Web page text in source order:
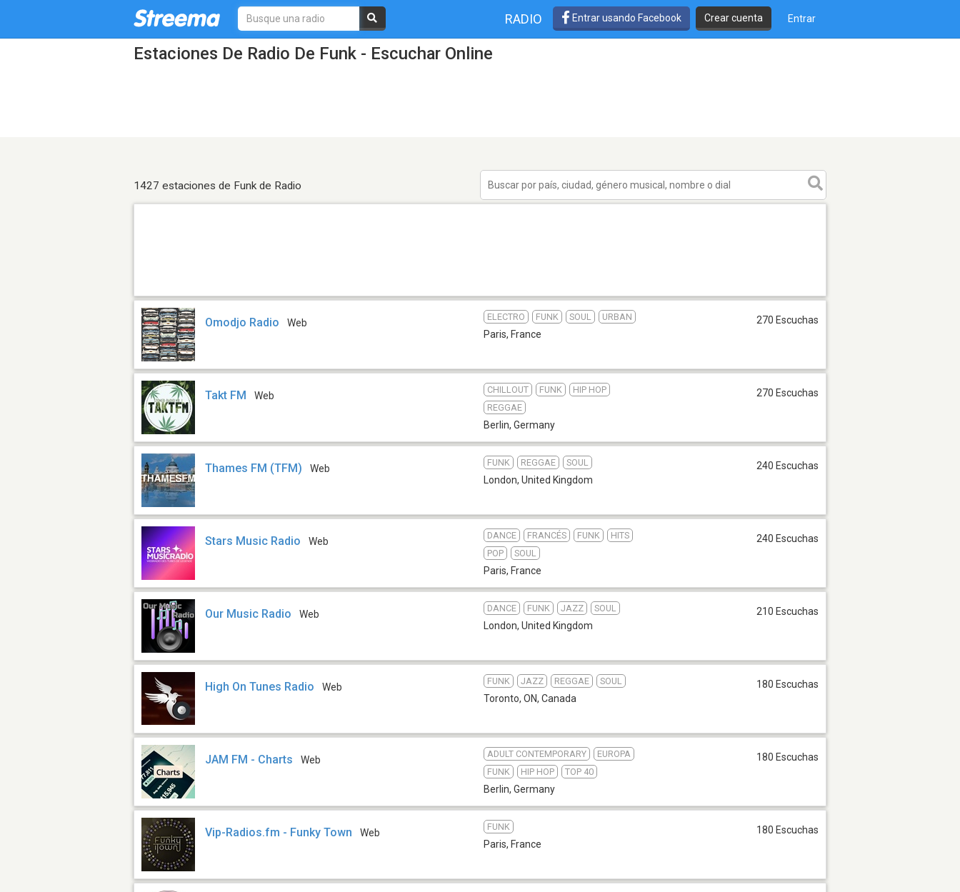
RADIO Entrar usando Facebook Crear cuenta Entrar
Estaciones De Radio De Funk - Escuchar Online
1427 estaciones de Funk de Radio
Omodjo Radio Web
ELECTRO FUNK SOUL URBAN
Paris, France
270 Escuchas
Takt FM Web
CHILLOUT FUNK
HIP HOP
REGGAE
Berlin, Germany
270 Escuchas
Thames FM (TFM) Web
FUNK REGGAE SOUL
London, United Kingdom
240 Escuchas
Stars Music Radio Web
DANCE FRANCÉS FUNK
HITS
POP
SOUL
Paris, France
240 Escuchas
Our Music Radio Web
DANCE FUNK JAZZ SOUL
London, United Kingdom
210 Escuchas
High On Tunes Radio Web
FUNK JAZZ REGGAE SOUL
Toronto, ON, Canada
180 Escuchas
JAM FM - Charts Web
ADULT CONTEMPORARY
EUROPA
FUNK
HIP HOP TOP 40
Berlin, Germany
180 Escuchas
Vip-Radios.fm - Funky Town Web
FUNK
Paris, France
180 Escuchas